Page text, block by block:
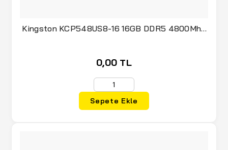
Kingston KCP548US8-16 16GB DDR5 4800Mhz
0,00 TL
Sepete Ekle